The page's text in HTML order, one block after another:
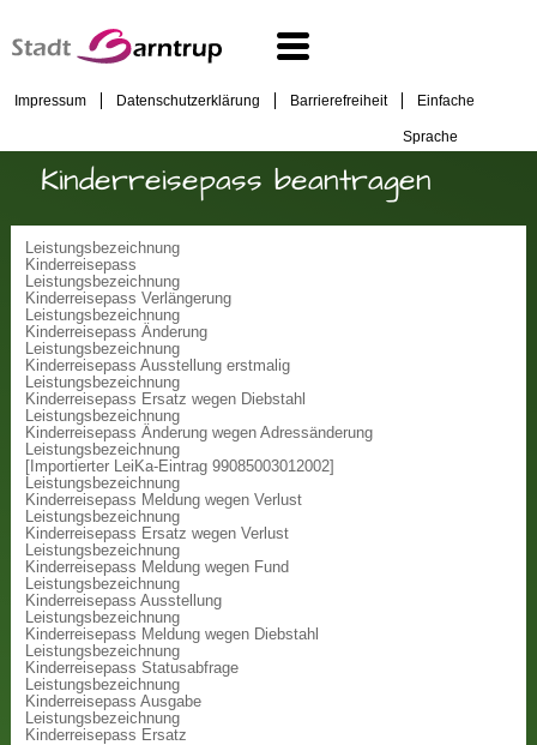
Impressum Datenschutzerklärung Barrierefreiheit Einfache
Sprache
Kinderreisepass beantragen
Leistungsbezeichnung
Kinderreisepass
Leistungsbezeichnung
Kinderreisepass Verlängerung
Leistungsbezeichnung
Kinderreisepass Änderung
Leistungsbezeichnung
Kinderreisepass Ausstellung erstmalig
Leistungsbezeichnung
Kinderreisepass Ersatz wegen Diebstahl
Leistungsbezeichnung
Kinderreisepass Änderung wegen Adressänderung
Leistungsbezeichnung
[Importierter LeiKa-Eintrag 99085003012002]
Leistungsbezeichnung
Kinderreisepass Meldung wegen Verlust
Leistungsbezeichnung
Kinderreisepass Ersatz wegen Verlust
Leistungsbezeichnung
Kinderreisepass Meldung wegen Fund
Leistungsbezeichnung
Kinderreisepass Ausstellung
Leistungsbezeichnung
Kinderreisepass Meldung wegen Diebstahl
Leistungsbezeichnung
Kinderreisepass Statusabfrage
Leistungsbezeichnung
Kinderreisepass Ausgabe
Leistungsbezeichnung
Kinderreisepass Ersatz